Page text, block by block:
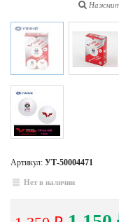
Артикул: УТ-50004471
Нет в наличии